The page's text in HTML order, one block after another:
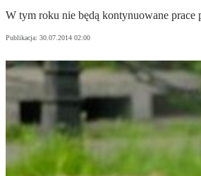
W tym roku nie będą kontynuowane
Publikacja: 30.07.2014 02:00